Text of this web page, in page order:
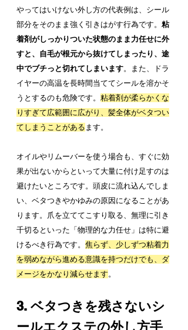
やってはいけない外し方の代表例は、シール
部分をそのまま強く引きはがす行為です。 粘
着剤がしっかりついた状態のまま力任せに外
すと、自毛が根元から抜けてしまったり、途
中でブチっと切れてしまいます。また、ドラ
イヤーの高温を長時間当ててシールを溶かそ
うとするのも危険です。 粘着剤が柔らかくな
りすぎて広範囲に広がり、髪全体がベタつい
てしまうことがある ます。
オイルやリムーバーを使う場合も、すぐに効
果が出ないからといって大量に付け足すのは
避けたいところです。頭皮に流れ込んでしま
い、ベタつきやかゆみの原因になることがあ
ります。爪を立ててこすり取る、無理に引き
千切るといった「物理的な力任せ」は特に避
けるべき行為です。 焦らず、少しずつ粘着力
を弱めながら進める意識を持つだけでも、ダ
メージをかなり減らせます。
3. ベタつきを残さないシ
ールエクステの外し方手